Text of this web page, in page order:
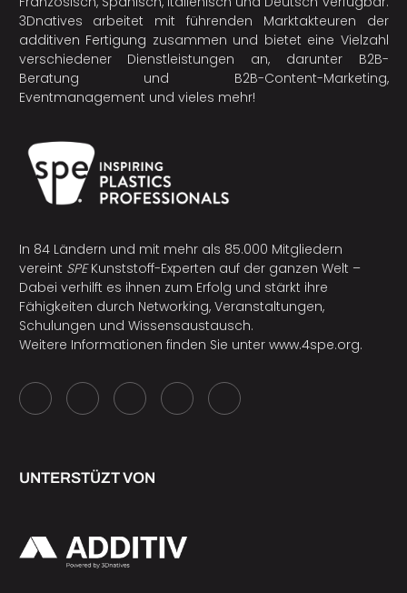
3Dnatives arbeitet mit führenden Marktakteuren der
additiven Fertigung zusammen und bietet eine Vielzahl
verschiedener Dienstleistungen an, darunter B2B-
Beratung und B2B-Content-Marketing,
Eventmanagement und vieles mehr!
In 84 Ländern und mit mehr als 85.000 Mitgliedern
vereint SPEKunststoff-Experten auf der ganzen Welt –
Dabei verhilft es ihnen zum Erfolg und stärkt ihre
Fähigkeiten durch Networking, Veranstaltungen,
Schulungen und Wissensaustausch.
Weitere Informationen finden Sie unter www.4spe.org.
UNTERSTÜZT VON